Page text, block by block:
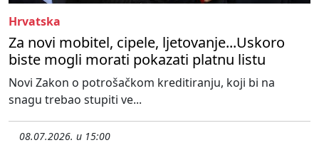
Hrvatska
Za novi mobitel, cipele, ljetovanje...Uskoro
biste mogli morati pokazati platnu listu
Novi Zakon o potrošačkom kreditiranju, koji bi na
snagu trebao stupiti ve...
08.07.2026. u 15:00